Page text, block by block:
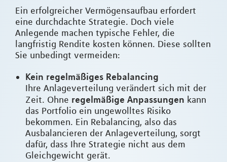
Ein erfolgreicher Vermögensaufbau erfordert
eine durchdachte Strategie. Doch viele
Anlegende machen typische Fehler, die
langfristig Rendite kosten können. Diese sollten
Sie unbedingt vermeiden:
Kein regelmäßiges Rebalancing
Ihre Anlageverteilung verändert sich mit der
Zeit. Ohne regelmäßige Anpassungen kann
das Portfolio ein ungewolltes Risiko
bekommen. Ein Rebalancing, also das
Ausbalancieren der Anlageverteilung, sorgt
dafür, dass Ihre Strategie nicht aus dem
Gleichgewicht gerät.